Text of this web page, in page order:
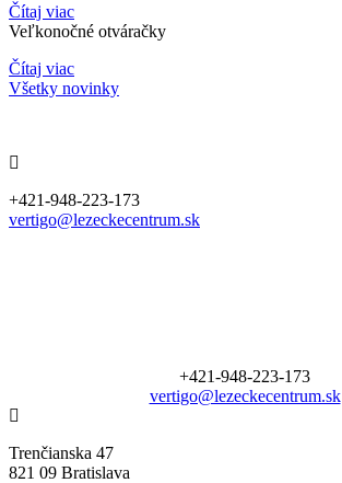
Čítaj viac
Veľkonočné otváračky
Čítaj viac
Všetky novinky
+421-948-223-173
vertigo@lezeckecentrum.sk
+421-948-223-173
vertigo@lezeckecentrum.sk
Trenčianska 47
821 09 Bratislava